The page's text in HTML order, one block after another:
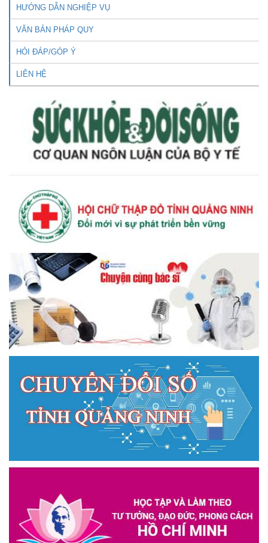
HƯỚNG DẪN NGHIỆP VỤ
VĂN BẢN PHÁP QUY
HỎI ĐÁP/GÓP Ý
LIÊN HỆ